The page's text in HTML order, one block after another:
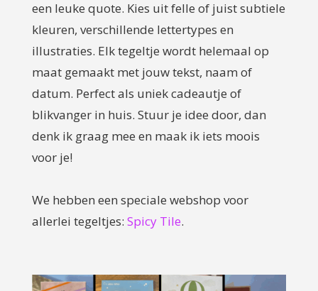
een leuke quote. Kies uit felle of juist subtiele
kleuren, verschillende lettertypes en
illustraties. Elk tegeltje wordt helemaal op
maat gemaakt met jouw tekst, naam of
datum. Perfect als uniek cadeautje of
blikvanger in huis. Stuur je idee door, dan
denk ik graag mee en maak ik iets moois
voor je!
We hebben een speciale webshop voor
allerlei tegeltjes: Spicy Tile.